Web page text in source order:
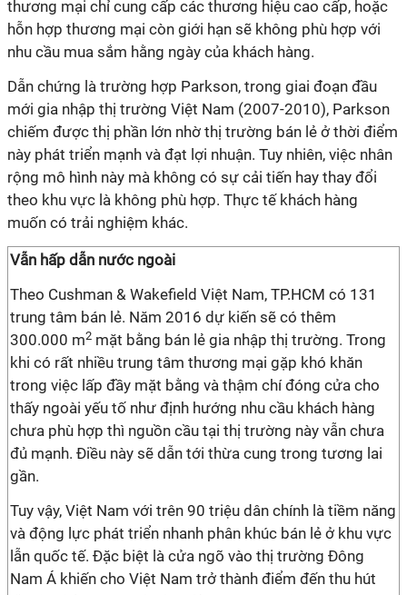
thương mại chỉ cung cấp các thương hiệu cao cấp, hoặc
hỗn hợp thương mại còn giới hạn sẽ không phù hợp với
nhu cầu mua sắm hằng ngày của khách hàng.
Dẫn chứng là trường hợp Parkson, trong giai đoạn đầu
mới gia nhập thị trường Việt Nam (2007-2010), Parkson
chiếm được thị phần lớn nhờ thị trường bán lẻ ở thời điểm
này phát triển mạnh và đạt lợi nhuận. Tuy nhiên, việc nhân
rộng mô hình này mà không có sự cải tiến hay thay đổi
theo khu vực là không phù hợp. Thực tế khách hàng
muốn có trải nghiệm khác.
Vẫn hấp dẫn nước ngoài
Theo Cushman & Wakefield Việt Nam, TP.HCM có 131
trung tâm bán lẻ. Năm 2016 dự kiến sẽ có thêm
300.000 m2 mặt bằng bán lẻ gia nhập thị trường. Trong
khi có rất nhiều trung tâm thương mại gặp khó khăn
trong việc lấp đầy mặt bằng và thậm chí đóng cửa cho
thấy ngoài yếu tố như định hướng nhu cầu khách hàng
chưa phù hợp thì nguồn cầu tại thị trường này vẫn chưa
đủ mạnh. Điều này sẽ dẫn tới thừa cung trong tương lai
gần.
Tuy vậy, Việt Nam với trên 90 triệu dân chính là tiềm năng
và động lực phát triển nhanh phân khúc bán lẻ ở khu vực
lẫn quốc tế. Đặc biệt là cửa ngõ vào thị trường Đông
Nam Á khiến cho Việt Nam trở thành điểm đến thu hút